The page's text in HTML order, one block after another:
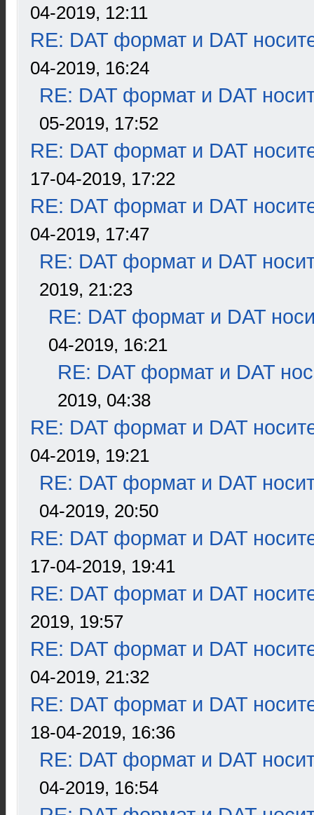
04-2019, 12:11
RE: DAT формат и DAT
04-2019, 16:24
RE: DAT формат и DAT
05-2019, 17:52
RE: DAT формат и DAT
17-04-2019, 17:22
RE: DAT формат и DAT
04-2019, 17:47
RE: DAT формат и DAT
2019, 21:23
RE: DAT формат и DAT
04-2019, 16:21
RE: DAT формат и DAT
2019, 04:38
RE: DAT формат и DAT
04-2019, 19:21
RE: DAT формат и DAT
04-2019, 20:50
RE: DAT формат и DAT
17-04-2019, 19:41
RE: DAT формат и DAT
2019, 19:57
RE: DAT формат и DAT
04-2019, 21:32
RE: DAT формат и DAT
18-04-2019, 16:36
RE: DAT формат и DAT
04-2019, 16:54